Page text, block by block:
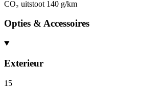
CO₂ uitstoot 140 g/km
Opties & Accessoires
Exterieur
15